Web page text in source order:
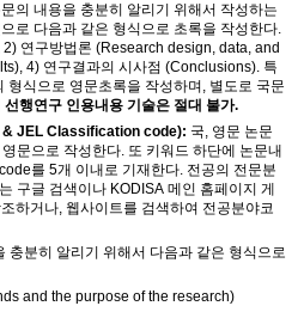
의 내용을 충분히 알리기 위해서 작성하는
로 다음과 같은 형식으로 초록을 작성한다.
2) 연구방법론 (Research design, data, and
4) 연구결과의 시사점 (Conclusions). 특
형식으로 영문초록을 작성하며 , 별도로 국문
선행연구 인용내용 기술은 절대 불가.
JEL Classification code): 국 영문 논문
문으로 작성한다 또 키워드 하단에 논문내
를 5개 이내로 기재한다 전공의 전문분
는 구글 검색이나 KODISA 메인 홈페이지 게
하거나 웹사이트를 검색하여 전공분야코
충분히 알리기 위해서 다음과 같은 형식으로
and the purpose of the research)